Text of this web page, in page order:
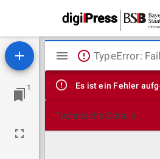
1
Mirador
Viewer
TypeError:
Es ist ein Fehler
Technische Details